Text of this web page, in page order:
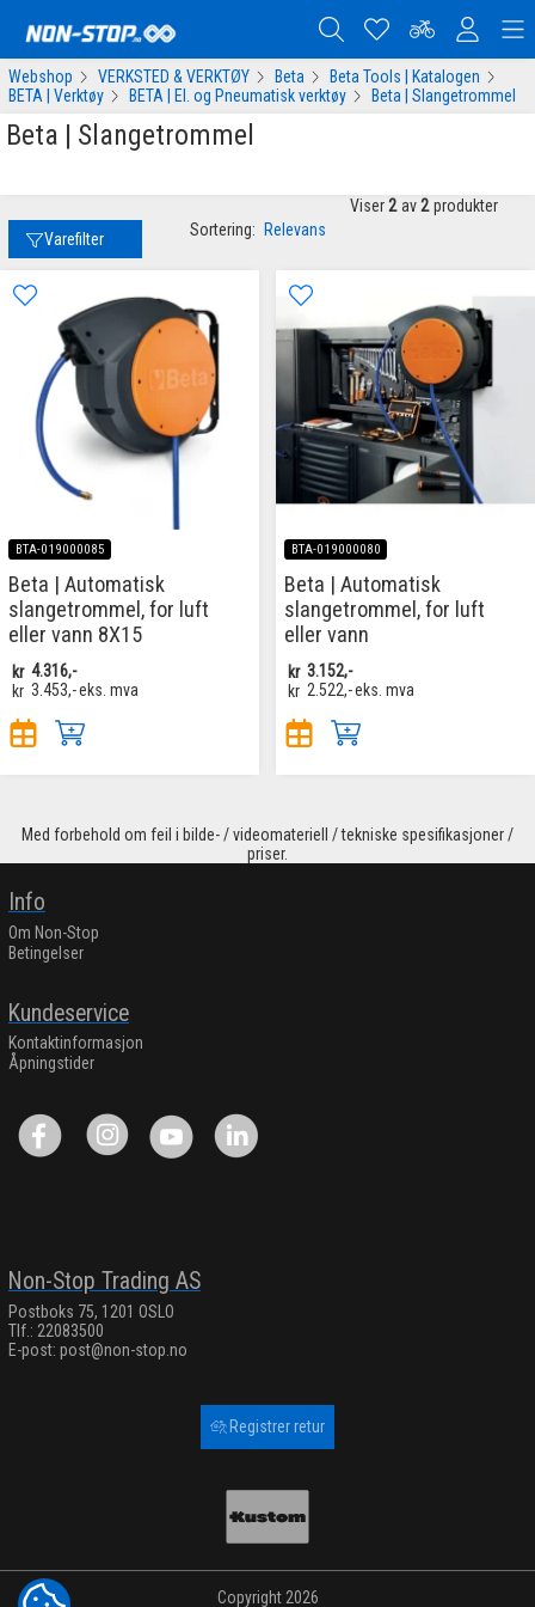
Webshop VERKSTED & VERKTØY Beta
Beta Tools | Katalogen
BETA | Verktøy
BETA | El. og Pneumatisk verktøy Beta | Slangetrommel
Beta | Slangetrommel
Varefilter Sortering: Relevans
Viser 2 av 2 produkter
BTA-019000085
Beta | Automatisk
slangetrommel, for luft
eller vann 8X15
kr 4.316,-
kr 3.453,-eks. mva
BTA-019000080
Beta | Automatisk
slangetrommel, for luft
eller vann
kr 3.152,-
kr 2.522,-eks. mva
Med forbehold om feil i bilde- / videomateriell / tekniske spesifikasjoner /
priser.
Info
Om Non-Stop
Betingelser
Kundeservice
Kontaktinformasjon
Åpningstider
Non-Stop Trading AS
Postboks 75, 1201 OSLO
Tlf.: 22083500
E-post: post@non-stop.no
Registrer retur
Copyright 2026